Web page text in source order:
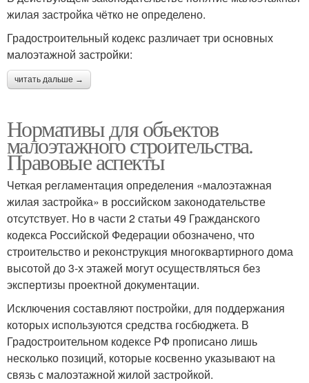
жилая застройка чётко не определено.
Градостроительный кодекс различает три основных
малоэтажной застройки:
читать дальше →
Нормативы для объектов
малоэтажного строительства.
Правовые аспекты
Четкая регламентация определения «малоэтажная
жилая застройка» в российском законодательстве
отсутствует. Но в части 2 статьи 49 Гражданского
кодекса Российской Федерации обозначено, что
строительство и реконструкция многоквартирного дома
высотой до 3-х этажей могут осуществляться без
экспертизы проектной документации.
Исключения составляют постройки, для поддержания
которых используются средства госбюджета. В
Градостроительном кодексе РФ прописано лишь
несколько позиций, которые косвенно указывают на
связь с малоэтажной жилой застройкой.